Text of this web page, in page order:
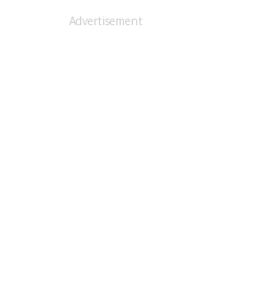
Advertisement